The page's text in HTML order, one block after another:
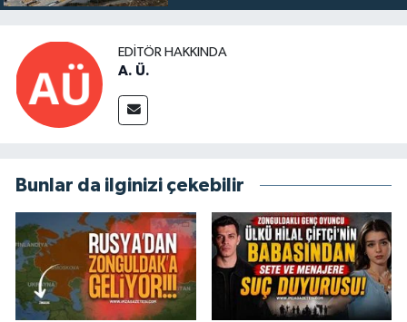
EDITÖR HAKKINDA
A. Ü.
Bunlar da ilginizi çekebilir